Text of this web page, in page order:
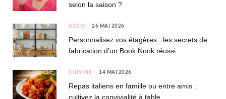
selon la saison ?
DÉCO 26 MAI 2026
Personnalisez vos étagères : les secrets de
fabrication d’un Book Nook réussi
CUISINE 14 MAI 2026
Repas italiens en famille ou entre amis :
cultivez la convivialité à table